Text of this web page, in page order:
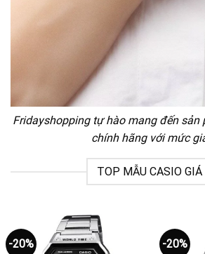
Fridayshopping tự hào mang đến sản
chính hãng với mức
TOP MẪU CASIO GIÁ
-20% -20%